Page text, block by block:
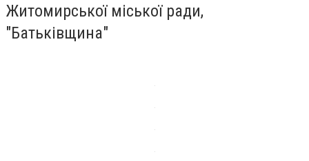
Житомирської міської ради,
"Батьківщина"